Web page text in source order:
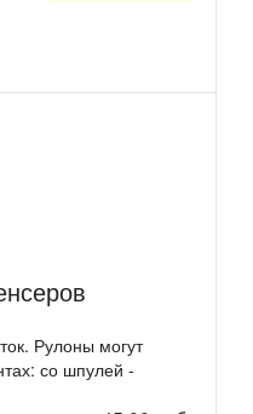
Рулоны могут
со шпулей -